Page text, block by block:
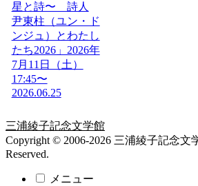
星と詩〜 詩人
尹東柱（ユン・ド
ンジュ）とわたし
たち2026」2026年
7月11日（土）
17:45〜
2026.06.25
三浦綾子記念文学館
Copyright © 2006-2026 三浦綾子記念文
Reserved.
メニュー